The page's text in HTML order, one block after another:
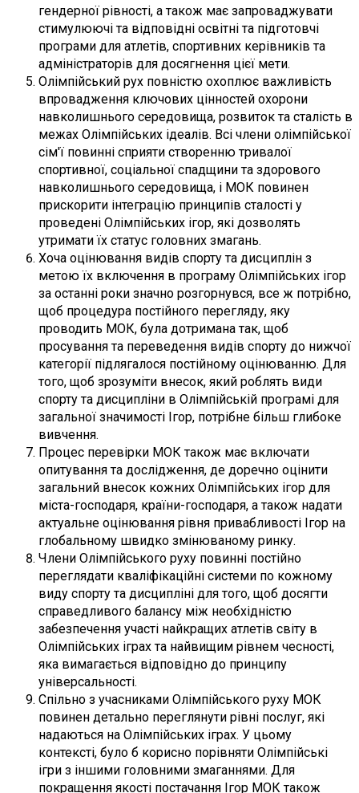
гендерної рівності, а також має запроваджувати
стимулюючі та відповідні освітні та підготовчі
програми для атлетів, спортивних керівників та
адміністраторів для досягнення цієї мети.
Олімпійський рух повністю охоплює важливість
впровадження ключових цінностей охорони
навколишнього середовища, розвиток та сталість в
межах Олімпійських ідеалів. Всі члени олімпійської
сім'ї повинні сприяти створенню тривалої
спортивної, соціальної спадщини та здорового
навколишнього середовища, і МОК повинен
прискорити інтеграцію принципів сталості у
проведені Олімпійських ігор, які дозволять
утримати їх статус головних змагань.
Хоча оцінювання видів спорту та дисциплін з
метою їх включення в програму Олімпійських ігор
за останні роки значно розгорнувся, все ж потрібно,
щоб процедура постійного перегляду, яку
проводить МОК, була дотримана так, щоб
просування та переведення видів спорту до нижчої
категорії підлягалося постійному оцінюванню. Для
того, щоб зрозуміти внесок, який роблять види
спорту та дисципліни в Олімпійській програмі для
загальної значимості Ігор, потрібне більш глибоке
вивчення.
Процес перевірки МОК також має включати
опитування та дослідження, де доречно оцінити
загальний внесок кожних Олімпійських ігор для
міста-господаря, країни-господаря, а також надати
актуальне оцінювання рівня привабливості Ігор на
глобальному швидко змінюваному ринку.
Члени Олімпійського руху повинні постійно
переглядати кваліфікаційні системи по кожному
виду спорту та дисципліні для того, щоб досягти
справедливого балансу між необхідністю
забезпечення участі найкращих атлетів світу в
Олімпійських іграх та найвищим рівнем чесності,
яка вимагається відповідно до принципу
універсальності.
Спільно з учасниками Олімпійського руху МОК
повинен детально переглянути рівні послуг, які
надаються на Олімпійських іграх. У цьому
контексті, було б корисно порівняти Олімпійські
ігри з іншими головними змаганнями. Для
покращення якості постачання Ігор МОК також